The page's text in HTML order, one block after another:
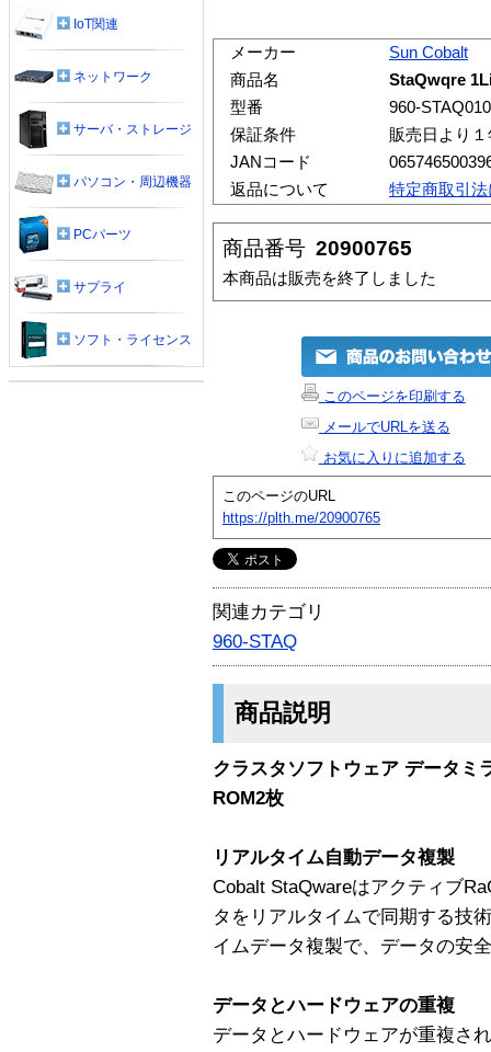
メーカー
Sun Cobalt
商品名
StaQwqre
型番
960-
保証条件
販売日より
JANコード
返品について
特定商取引
商品番号 20900765
本商品は販売を終了しました
このページを印刷する
メールでURLを送る
お気に入りに追加する
このページのURL
https://plth.me/20900765
関連カテゴリ
960-STAQ
商品説明
クラスタソフトウェア データ
ROM2枚
リアルタイム自動データ複製
Cobalt StaQwareはアクティブ
タをリアルタイムで同期する技
イムデータ複製で、データの安
データとハードウェアの重複
データとハードウェアが重複さ
IoT関連
ネットワーク
サーバ・ストレージ
パソコン・周辺機器
PCパーツ
サプライ
ソフト・ライセンス